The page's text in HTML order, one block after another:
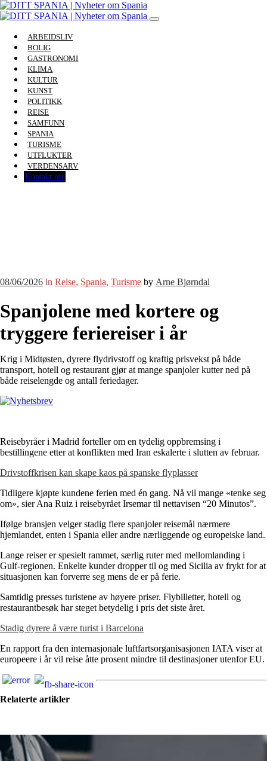
ARBEIDSLIV
BOLIG
GASTRONOMI
KLIMA
KULTUR
KUNST
POLITIKK
REISE
SAMFUNN
SPANIA
TURISME
UTFLUKTER
VERDENSARV
Kontakt oss
08/06/2026 in Reise, Spania, Turisme by Arne Bjørndal
Spanjolene med kortere og
tryggere feriereiser i år
Krig i Midtøsten, dyrere flydrivstoff og kraftig prisvekst på både
transport, hotell og restaurant gjør at mange spanjoler kutter ned på
både reiselengde og antall feriedager.
Reisebyråer i Madrid forteller om en tydelig oppbremsing i
bestillingene etter at konflikten med Iran eskalerte i slutten av februar.
Drivstoffkrisen kan skape kaos på spanske flyplasser
Tidligere kjøpte kundene ferien med én gang. Nå vil mange «tenke seg
om», sier Ana Ruiz i reisebyrået Irsemar til nettavisen “20 Minutos”.
Ifølge bransjen velger stadig flere spanjoler reisemål nærmere
hjemlandet, enten i Spania eller andre nærliggende og europeiske land.
Lange reiser er spesielt rammet, særlig ruter med mellomlanding i
Gulf-regionen. Enkelte kunder dropper til og med Sicilia av frykt for at
situasjonen kan forverre seg mens de er på ferie.
Samtidig presses turistene av høyere priser. Flybilletter, hotell og
restaurantbesøk har steget betydelig i pris det siste året.
Stadig dyrere å være turist i Barcelona
En rapport fra den internasjonale luftfartsorganisasjonen IATA viser at
europeere i år vil reise åtte prosent mindre til destinasjoner utenfor EU.
Relaterte artikler